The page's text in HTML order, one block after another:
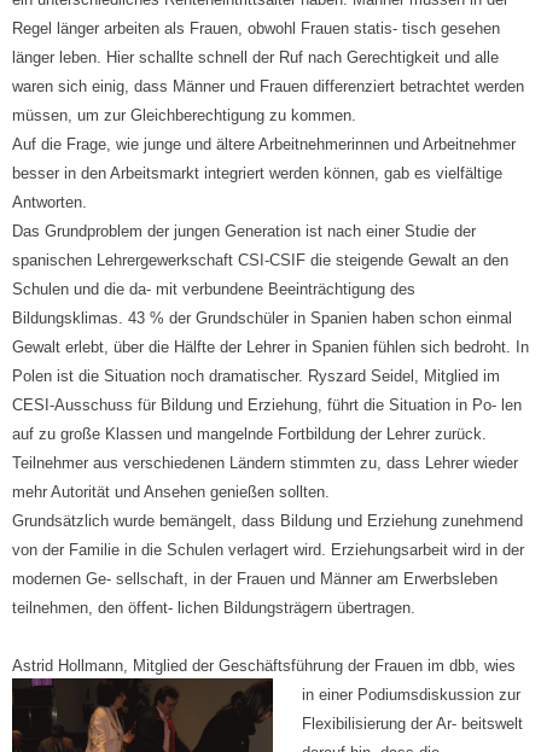
Regel länger arbeiten als Frauen, obwohl Frauen statis- tisch gesehen
länger leben. Hier schallte schnell der Ruf nach Gerechtigkeit und alle
waren sich einig, dass Männer und Frauen differenziert betrachtet werden
müssen, um zur Gleichberechtigung zu kommen.
Auf die Frage, wie junge und ältere Arbeitnehmerinnen und Arbeitnehmer
besser in den Arbeitsmarkt integriert werden können, gab es vielfältige
Antworten.
Das Grundproblem der jungen Generation ist nach einer Studie der
spanischen Lehrergewerkschaft CSI-CSIF die steigende Gewalt an den
Schulen und die da- mit verbundene Beeinträchtigung des
Bildungsklimas. 43 % der Grundschüler in Spanien haben schon einmal
Gewalt erlebt, über die Hälfte der Lehrer in Spanien fühlen sich bedroht. In
Polen ist die Situation noch dramatischer. Ryszard Seidel, Mitglied im
CESI-Ausschuss für Bildung und Erziehung, führt die Situation in Po- len
auf zu große Klassen und mangelnde Fortbildung der Lehrer zurück.
Teilnehmer aus verschiedenen Ländern stimmten zu, dass Lehrer wieder
mehr Autorität und Ansehen genießen sollten.
Grundsätzlich wurde bemängelt, dass Bildung und Erziehung zunehmend
von der Familie in die Schulen verlagert wird. Erziehungsarbeit wird in der
modernen Ge- sellschaft, in der Frauen und Männer am Erwerbsleben
teilnehmen, den öffent- lichen Bildungsträgern übertragen.
Astrid Hollmann, Mitglied der Geschäftsführung der Frauen im dbb, wies
in einer Podiumsdiskussion zur
Flexibilisierung der Ar- beitswelt